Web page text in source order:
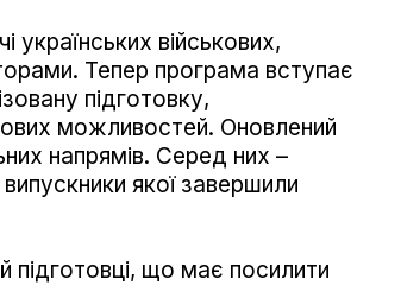
українських військових,
Тепер програма вступає
підготовку,
можливостей. Оновлений
напрямів. Серед них –
випускники якої завершили
підготовці, що має посилити